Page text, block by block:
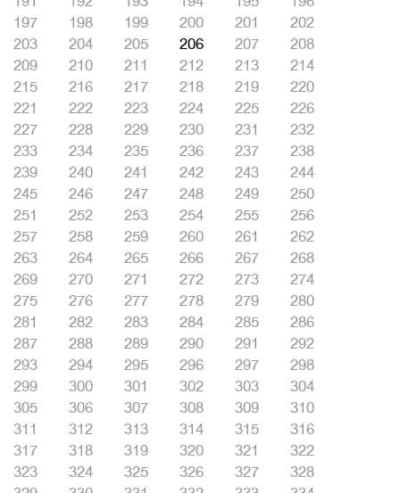
197
198 199 200 201
202
203
204 205 206 207
208
209
210 211 212 213
214
215
216 217 218 219
220
221
222 223 224 225
226
227
228 229 230 231
232
233
234 235 236 237
238
239
240 241 242 243
244
245
246 247 248 249
250
251
252 253 254 255
256
257
258 259 260 261
262
263
264 265 266 267
268
269
270 271 272 273
274
275
276 277 278 279
280
281
282 283 284 285
286
287
288 289 290 291
292
293
294 295 296 297
298
299
300 301 302 303
304
305
306 307 308 309
310
311
312 313 314 315
316
317
318 319 320 321
322
323
324 325 326 327
328